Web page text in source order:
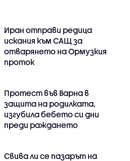
Иран отправи редица
искания към САЩ за
отварянето на Ормузкия
проток
Протест във Варна в
защита на родилката,
изгубила бебето си дни
преди раждането
Свива ли се пазарът на